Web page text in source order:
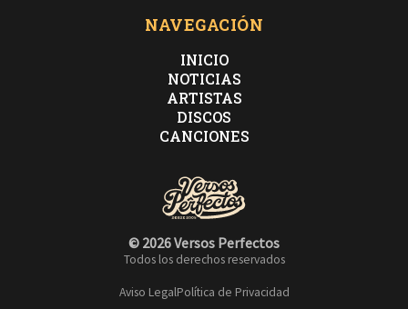
NAVEGACIÓN
INICIO
NOTICIAS
ARTISTAS
DISCOS
CANCIONES
© 2026 Versos Perfectos
Todos los derechos reservados
Aviso LegalPolítica de Privacidad